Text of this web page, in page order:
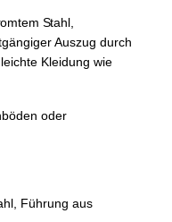
Stahl,
Auszug durch
Kleidung wie
oder
Führung aus